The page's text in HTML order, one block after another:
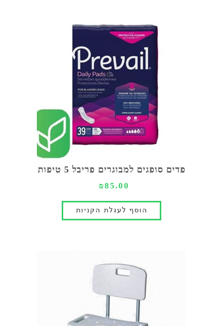
פדים סופגים למבוגרים פריבל 5 טיפות
₪85.00